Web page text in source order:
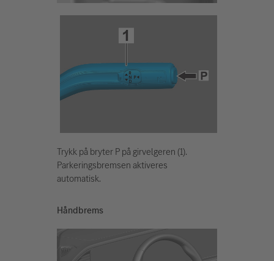
Trykk på bryter P på girvelgeren (1).
Parkeringsbremsen aktiveres
automatisk.
Håndbrems